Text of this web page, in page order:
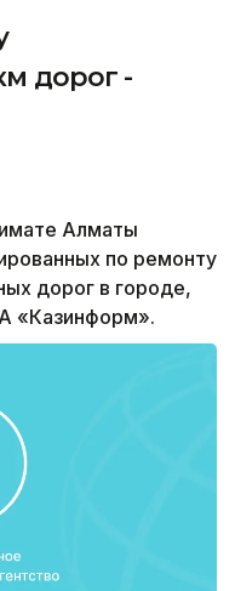
дорог -
Алматы
по ремонту
дорог в городе,
«Казинформ».